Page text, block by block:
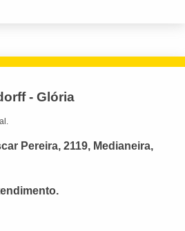
- Glória
Pereira, 2119, Medianeira,